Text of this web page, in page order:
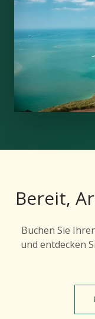
Bereit,
Buchen Sie
und entdecken